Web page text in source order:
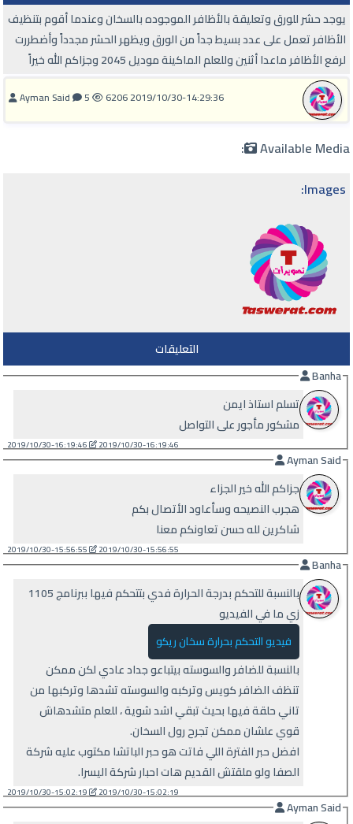
يوجد حشر للورق وتعليقة بالأظافر الموجوده بالسخان وعندما أقوم بتنظيف
الأظافر تعمل على عدد بسيط جداً من الورق ويظهر الحشر مجدداً وأضطررت
لرفع الأظافر ماعدا أثنين وللعلم الماكينة موديل 2045 وجزاكم الله خيراً
Ayman Said 5 62062019/10/30-14:29:36
Available Media:
Images:
التعليقات
Banha
2019/10/30-16:19:46 2019/10/30-16:19:46
تسلم استاذ ايمن
مشكور مأجور على التواصل
Ayman Said
2019/10/30-15:56:55 2019/10/30-15:56:55
جزاكم الله خير الجزاء
هجرب النصيحه وسأعاود الأتصال بكم
شاكرين لله حسن تعاونكم معنا
Banha
2019/10/30-15:02:19 2019/10/30-15:02:19
بالنسبة للتحكم بدرجة الحرارة فدي بتتحكم فيها ببرنامج 1105
زي ما في الفيديو
فيديو التحكم بحرارة سخان ريكو
بالنسبة للضافر والسوسته بيتباعو جداد عادي لكن ممكن
تنظف الضافر كويس وتركبه والسوسته تشدها وتركبها من
تاني حلقة فيها بحيث تبقي اشد شوية ، للعلم متشدهاش
قوي علشان ممكن تجرح رول السخان.
افضل حبر الفترة اللي فاتت هو حبر الباتشا مكتوب عليه شركة
الصفا ولو ملقتش القديم هات احبار شركة اليسرا.
Ayman Said